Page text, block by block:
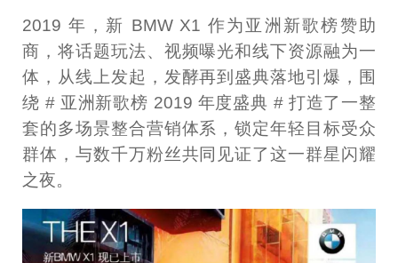
2019 年，新 BMW X1 作为亚洲新歌榜赞助
商，将话题玩法、视频曝光和线下资源融为一
体，从线上发起，发酵再到盛典落地引爆，围
绕 # 亚洲新歌榜 2019 年度盛典 # 打造了一整
套的多场景整合营销体系，锁定年轻目标受众
群体，与数千万粉丝共同见证了这一群星闪耀
之夜。